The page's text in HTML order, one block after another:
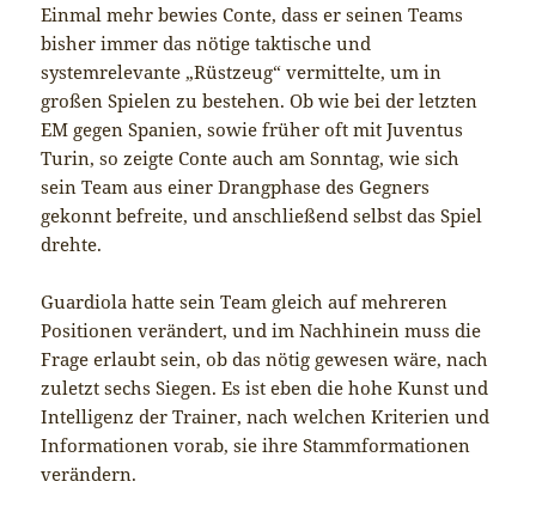
Einmal mehr bewies Conte, dass er seinen Teams
bisher immer das nötige taktische und
systemrelevante „Rüstzeug“ vermittelte, um in
großen Spielen zu bestehen. Ob wie bei der letzten
EM gegen Spanien, sowie früher oft mit Juventus
Turin, so zeigte Conte auch am Sonntag, wie sich
sein Team aus einer Drangphase des Gegners
gekonnt befreite, und anschließend selbst das Spiel
drehte.
Guardiola hatte sein Team gleich auf mehreren
Positionen verändert, und im Nachhinein muss die
Frage erlaubt sein, ob das nötig gewesen wäre, nach
zuletzt sechs Siegen. Es ist eben die hohe Kunst und
Intelligenz der Trainer, nach welchen Kriterien und
Informationen vorab, sie ihre Stammformationen
verändern.